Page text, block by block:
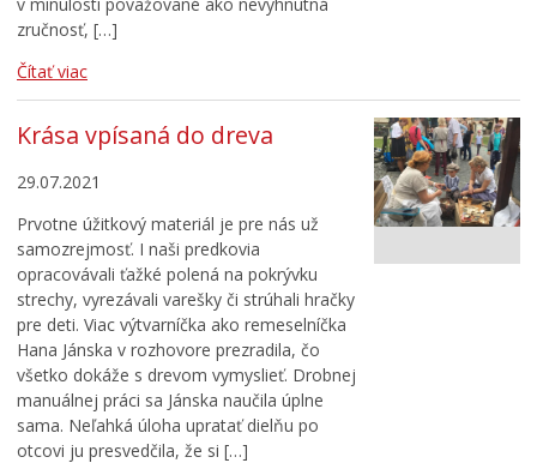
zručnosť, […]
Čítať viac
Krása vpísaná do dreva
29.07.2021
Prvotne úžitkový materiál je pre nás už
samozrejmosť. I naši predkovia
opracovávali ťažké polená na pokrývku
strechy, vyrezávali varešky či strúhali hračky
pre deti. Viac výtvarníčka ako remeselníčka
Hana Jánska v rozhovore prezradila, čo
všetko dokáže s drevom vymyslieť. Drobnej
manuálnej práci sa Jánska naučila úplne
sama. Neľahká úloha upratať dielňu po
otcovi ju presvedčila, že si […]